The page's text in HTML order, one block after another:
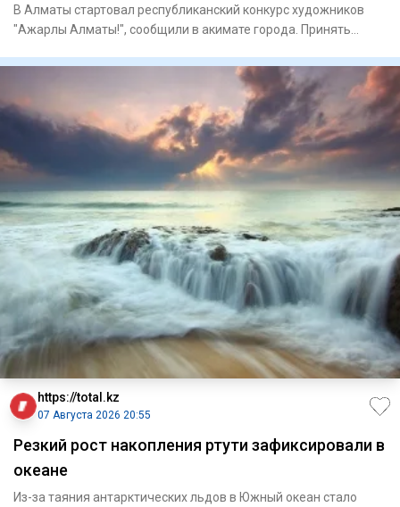
В Алматы стартовал республиканский конкурс художников
"Ажарлы Алматы!", сообщили в акимате города. Принять
https://total.kz
07 Августа 2026 20:55
Резкий рост накопления ртути зафиксировали в
океане
Из-за таяния антарктических льдов в Южный океан стало